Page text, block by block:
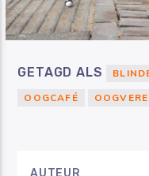
GETAGD ALS
OOGCAFÉ
AUTEUR